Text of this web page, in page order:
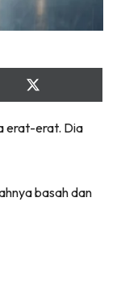
Share
on
(Twitter)
erat-erat. Dia
basah dan